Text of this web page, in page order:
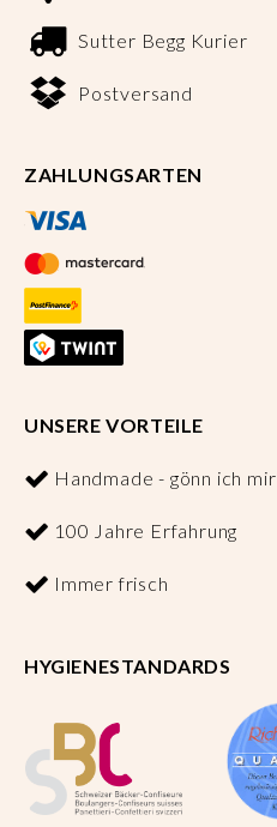
Sutter Begg Kurier
Postversand
ZAHLUNGSARTEN
UNSERE VORTEILE
Handmade - gönn ich mir
100 Jahre Erfahrung
Immer frisch
HYGIENESTANDARDS